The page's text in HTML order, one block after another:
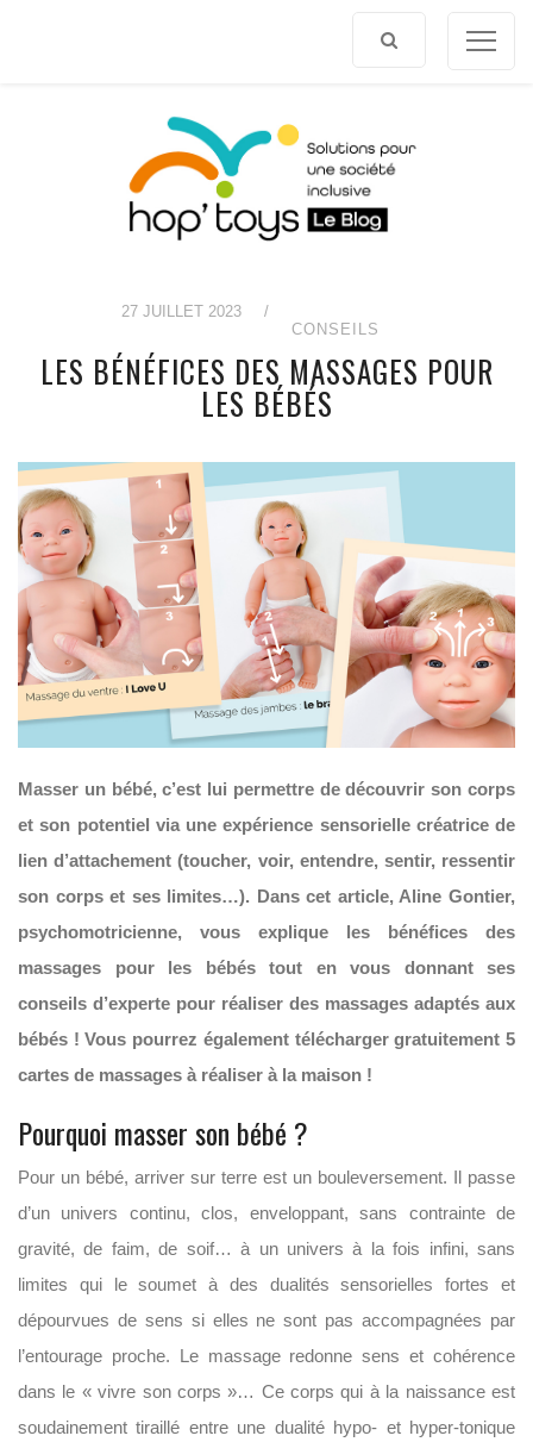
27 JUILLET 2023
/
CONSEILS
LES BÉNÉFICES DES MASSAGES POUR
LES BÉBÉS
Masser un bébé, c’est lui permettre de découvrir son corps
et son potentiel via une expérience sensorielle créatrice de
lien d’attachement (toucher, voir, entendre, sentir, ressentir
son corps et ses limites…). Dans cet article, Aline Gontier,
psychomotricienne, vous explique les bénéfices des
massages pour les bébés tout en vous donnant ses
conseils d’experte pour réaliser des massages adaptés aux
bébés ! Vous pourrez également télécharger gratuitement 5
cartes de massages à réaliser à la maison !
Pourquoi masser son bébé ?
Pour un bébé, arriver sur terre est un bouleversement. Il passe
d’un univers continu, clos, enveloppant, sans contrainte de
gravité, de faim, de soif… à un univers à la fois infini, sans
limites qui le soumet à des dualités sensorielles fortes et
dépourvues de sens si elles ne sont pas accompagnées par
l’entourage proche. Le massage redonne sens et cohérence
dans le « vivre son corps »… Ce corps qui à la naissance est
soudainement tiraillé entre une dualité hypo- et hyper-tonique